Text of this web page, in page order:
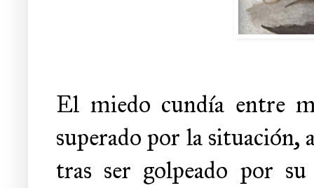
El miedo cundía entre
superado por la situación,
tras ser golpeado por